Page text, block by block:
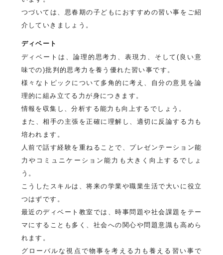
つづいては、思春期の子どもにおすすめの習い事をご紹
介していきましょう。
ディベート
ディベートは、論理的思考力、表現力、そして(良い意
味での)批判的思考力を養う優れた習い事です。
様々なトピックについて多角的に考え、自分の意見を論
理的に組み立てる力が身につきます。
情報を収集し、分析する能力も向上するでしょう。
また、相手の主張を正確に理解し、適切に反論する力も
培われます。
人前で話す経験を重ねることで、プレゼンテーション能
力やコミュニケーション能力も大きく向上するでしょ
う。
こうしたスキルは、将来の学業や職業生活で大いに役立
つはずです。
最近のディベート教室では、時事問題や社会課題をテー
マにすることも多く、社会への関心や問題意識も高めら
れます。
グローバルな視点で物事を考える力も養える習い事で